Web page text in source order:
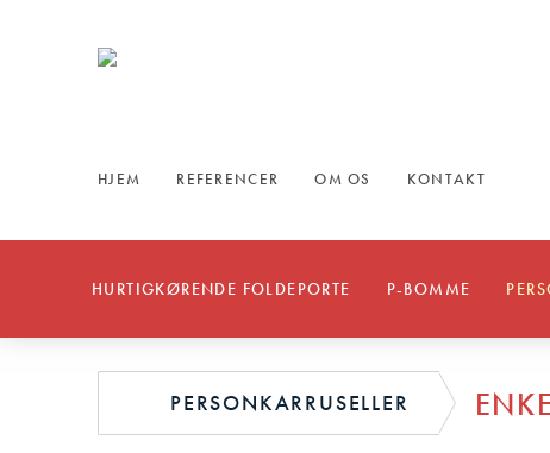
HJEM REFERENCER OM OS KONTAKT
HURTIGKØRENDE FOLDEPORTE P-BOMME
PERSONKARRUSELLER